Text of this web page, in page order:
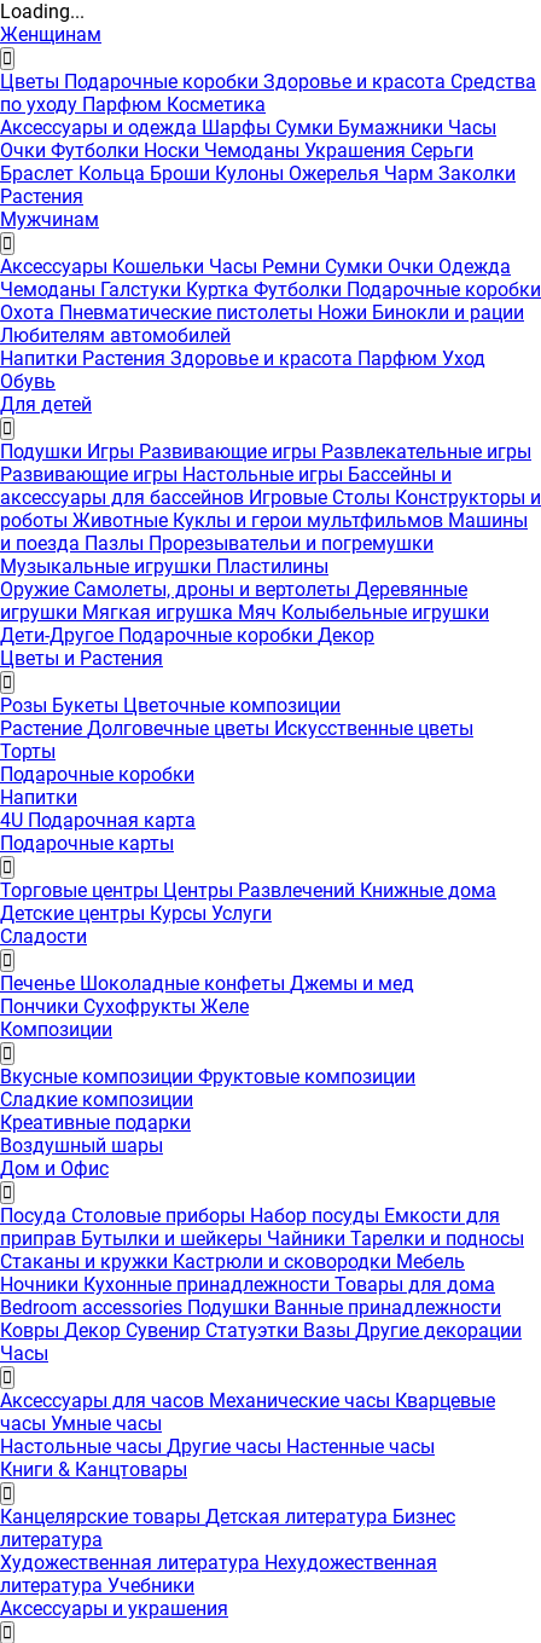
Loading...
Женщинам
Цветы Подарочные коробки Здоровье и красота Средства
по уходу Парфюм Косметика
Аксессуары и одежда Шарфы Сумки Бумажники Часы
Очки Футболки Носки Чемоданы Украшения Серьги
Браслет Кольца Броши Кулоны Ожерелья Чарм Заколки
Растения
Мужчинам
Аксессуары Кошельки Часы Ремни Сумки Очки Одежда
Чемоданы Галстуки Куртка Футболки Подарочные коробки
Охота Пневматические пистолеты Ножи Бинокли и рации
Любителям автомобилей
Напитки Растения Здоровье и красота Парфюм Уход
Обувь
Для детей
Подушки Игры Развивающие игры Развлекательные игры
Развивающие игры Настольные игры Бассейны и
аксессуары для бассейнов Игровые Столы Конструкторы и
роботы Животные Куклы и герои мультфильмов Машины
и поезда Пазлы Прорезывательи и погремушки
Музыкальные игрушки Пластилины
Оружие Самолеты, дроны и вертолеты Деревянные
игрушки Мягкая игрушка Мяч Колыбельные игрушки
Дети-Другое Подарочные коробки Декор
Цветы и Растения
Розы Букеты Цветочные композиции
Растение Долговечные цветы Искусственные цветы
Торты
Подарочные коробки
Напитки
4U Подарочная карта
Подарочные карты
Торговые центры Центры Развлечений Книжные дома
Детские центры Курсы Услуги
Сладости
Печенье Шоколадные конфеты Джемы и мед
Пончики Сухофрукты Желе
Композиции
Вкусные композиции Фруктовые композиции
Сладкие композиции
Креативные подарки
Воздушный шары
Дом и Офис
Посуда Столовые приборы Набор посуды Емкости для
приправ Бутылки и шейкеры Чайники Тарелки и подносы
Стаканы и кружки Кастрюли и сковородки Мебель
Ночники Кухонные принадлежности Товары для дома
Bedroom accessories Подушки Ванные принадлежности
Ковры Декор Сувенир Статуэтки Вазы Другие декорации
Часы
Аксессуары для часов Механические часы Кварцевые
часы Умные часы
Настольные часы Другие часы Настенные часы
Книги & Канцтовары
Канцелярские товары Детская литература Бизнес
литература
Художественная литература Нехудожественная
литература Учебники
Аксессуары и украшения